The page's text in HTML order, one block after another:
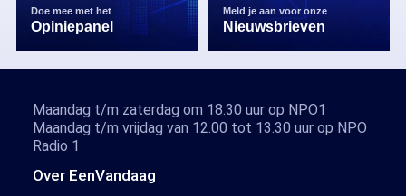
Doe mee met het
Opiniepanel
Meld je aan voor onze
Nieuwsbrieven
Over EenVandaag
Maandag t/m zaterdag om 18.30 uur op NPO1
Maandag t/m vrijdag van 12.00 tot 13.30 uur op NPO
Radio 1